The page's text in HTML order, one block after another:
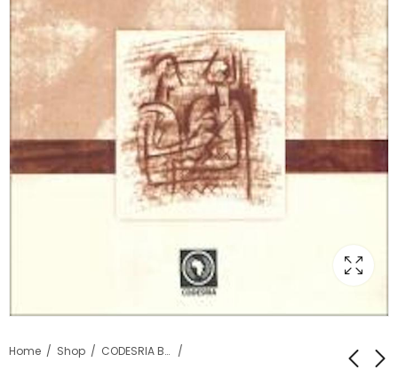
Home Shop CODESRIA Books